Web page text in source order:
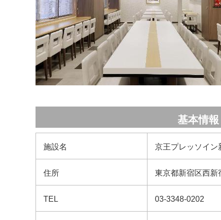
基本情報
施設名 京王プレッソイン
住所 東京都新宿区西新
TEL 03-3348-0202